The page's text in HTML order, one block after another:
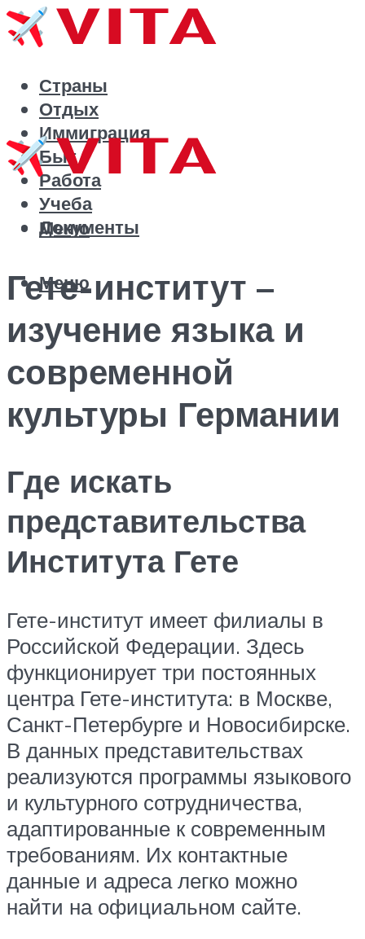
Страны
Отдых
Иммиграция
Быт
Работа
Учеба
Документы
Меню
Меню
Гете-институт –
изучение языка и
современной
культуры Германии
Где искать
представительства
Института Гете
Гете-институт имеет филиалы в
Российской Федерации. Здесь
функционирует три постоянных
центра Гете-института: в Москве,
Санкт-Петербурге и Новосибирске.
В данных представительствах
реализуются программы языкового
и культурного сотрудничества,
адаптированные к современным
требованиям. Их контактные
данные и адреса легко можно
найти на официальном сайте.